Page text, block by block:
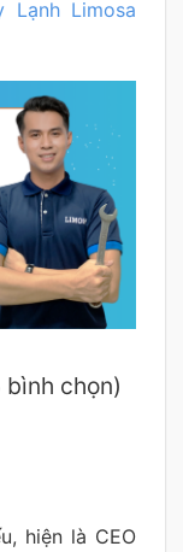
Lạnh Limosa
chọn)
hiện là CEO